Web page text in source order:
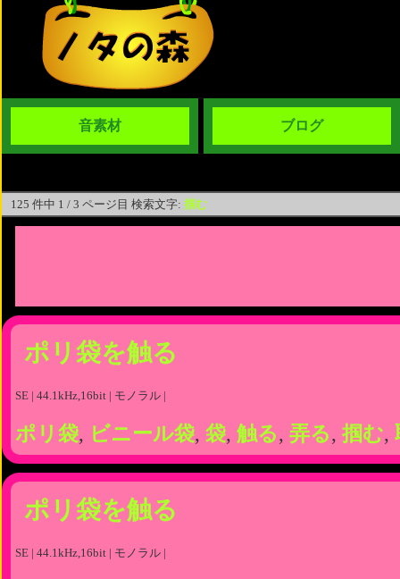
音素材 ブログ
125 件中 1 / 3 ページ目 検索文字: 掴む
ポリ袋を触る
SE | 44.1kHz,16bit | モノラル |
ポリ袋, ビニール袋, 袋, 触る, 弄る, 掴む,
ポリ袋を触る
SE | 44.1kHz,16bit | モノラル |